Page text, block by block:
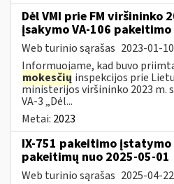
Dėl VMI prie FM viršininko
įsakymo VA-106 pakeitimo
Web turinio sąrašas 2023-01-10
Informuojame, kad buvo
mokesčių inspekcijos prie
ministerijos viršininko 2023 m.
VA-3 „Dėl...
Metai: 2023
IX-751 pakeitimo įstatymo
pakeitimų nuo 2025-05-01
Web turinio sąrašas 2025-04-22